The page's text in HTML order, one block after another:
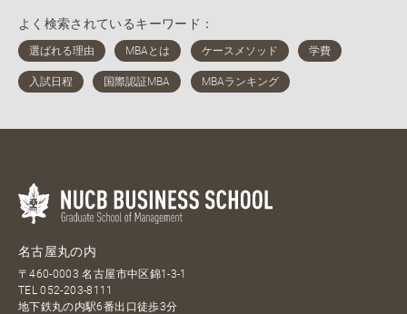
よく検索されているキーワード：
名古屋丸の内
〒460-0003 名古屋市中区錦1-3-1
TEL052-203-8111
地下鉄丸の内駅6番出口徒歩3分